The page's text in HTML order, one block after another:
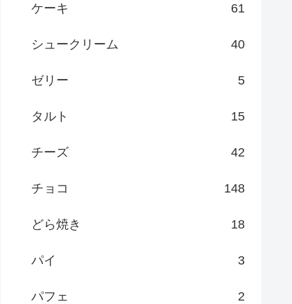
ケーキ 61
シュークリーム 40
ゼリー 5
タルト 15
チーズ 42
チョコ 148
どら焼き 18
パイ 3
パフェ 2